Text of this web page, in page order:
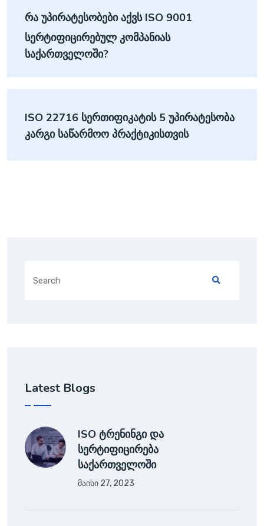
Რა Უპირატესობები Აქვს ISO 9001
Სერტიფიცირებულ Კომპანიას
Საქართველოში?
ISO 22716 Სერთიფიკატის 5 Უპირატესობა
Კარგი Საწარმოო Პრაქტიკისთვის
Latest Blogs
ISO ტრენინგი და
სერტიფიცირება
საქართველოში
მაისი 27, 2023